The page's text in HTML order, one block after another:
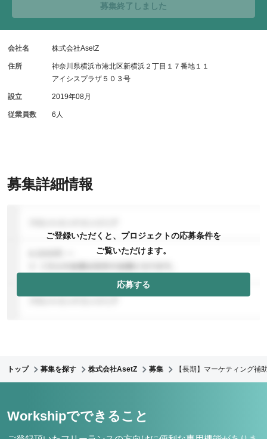
募集詳細情報
ご登録いただくと、プロジェクトの応募条件を
ご覧いただけます。
応募する
募集終了しました
会社名 株式会社AsetZ
住所
神奈川県横浜市港北区新横浜２丁目１７番地１１
アイシスプラザ５０３号
設立 2019年08月
従業員数 6人
トップ 募集を探す 株式会社AsetZ 募集 【長期】マーケティング補
Workshipでできること